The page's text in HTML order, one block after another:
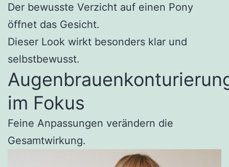
Der bewusste Verzicht auf einen Pony
öffnet das Gesicht.
Dieser Look wirkt besonders klar und
selbstbewusst.
im Fokus
Feine Anpassungen verändern die
Gesamtwirkung.